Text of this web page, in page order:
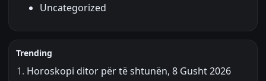
Uncategorized
Trending
Horoskopi ditor për të shtunën, 8 Gusht 2026